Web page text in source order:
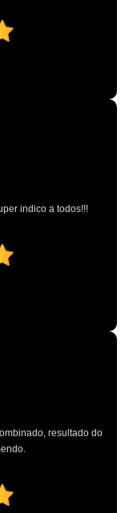
indico a todos!!!
resultado do